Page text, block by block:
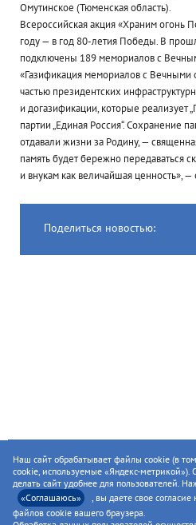
Наш сайт обрабатывает файлы cookie (в
cookie, используемые «Яндекс-метрикой»).
делать сайт удобнее для пользователей.
«Соглашаюсь»
, вы даете свое согласие
файлов cookie вашего браузера.
Омутинское (Тюменская область).
Всероссийская акция «Храним огонь
году — в год 80-летия Победы. В
подключены 189 мемориалов с
«Газификация мемориалов с Вечными
частью президентских
и догазификации, которые реализует
партии „Единая Россия“. Сохранение
отдавали жизни за Родину, —
память будет бережно передаваться
и внукам как величайшая ценность», —
Поделиться новостью:
ГЛАВНАЯ
УСЛУГИ ПРЕДПРИЯТИЯМ
РАСКРЫТИЕ